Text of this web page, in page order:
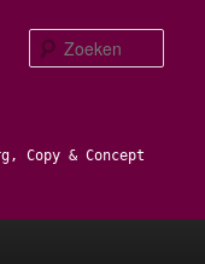
Copy & Concept